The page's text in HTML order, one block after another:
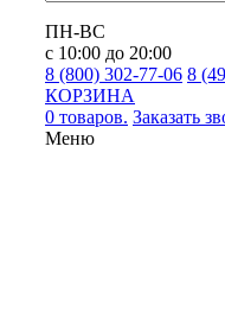
ПН-ВС
с 10:00 до 20:00
8 (800) 302-77-06 8
КОРЗИНА
0 товаров. Заказать
Меню